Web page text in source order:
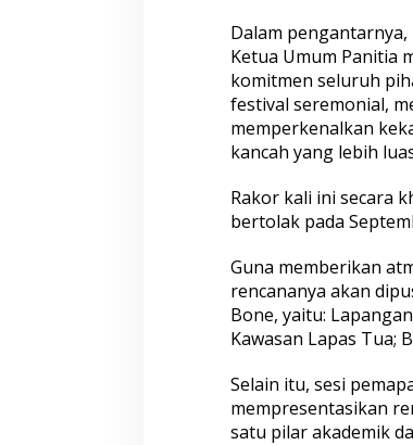
e
2
0
2
6
,
D
g
e
r
R
a
k
r
S
t
r
Dalam
Ketua Umum Panitia
komitmen seluruh
festival seremonial,
memperkenalkan
kancah yang lebih
Rakor kali ini secara
bertolak pada
Guna memberikan
rencananya akan
Bone, yaitu:
Kawasan Lapas Tua;
Selain itu, sesi
mempresentasikan
satu pilar akademik